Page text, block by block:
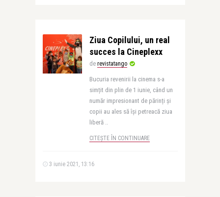
Ziua Copilului, un real
succes la Cineplexx
de revistatango
Bucuria revenirii la cinema s-a
simțit din plin de 1 iunie, când un
număr impresionant de părinți și
copii au ales să își petreacă ziua
liberă ..
CITEȘTE ÎN CONTINUARE
3 iunie 2021, 13:16